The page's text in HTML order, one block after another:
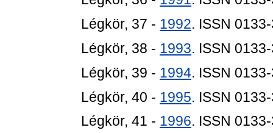
Légkör, 37 - 1992. ISSN
Légkör, 38 - 1993. ISSN
Légkör, 39 - 1994. ISSN
Légkör, 40 - 1995. ISSN
Légkör, 41 - 1996. ISSN